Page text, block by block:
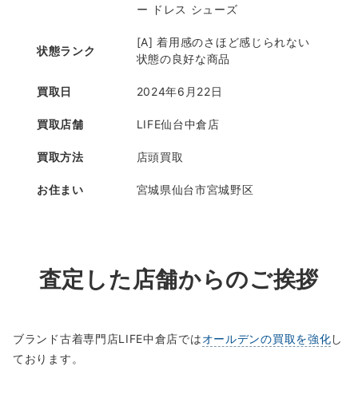
ー ドレス シューズ
状態ランク
[A] 着用感のさほど感じられない
状態の良好な商品
買取日 2024年6月22日
買取店舗 LIFE仙台中倉店
買取方法 店頭買取
お住まい 宮城県仙台市宮城野区
査定した店舗からのご挨拶
ブランド古着専門店LIFE中倉店ではオールデンの買取を強化し
ております。